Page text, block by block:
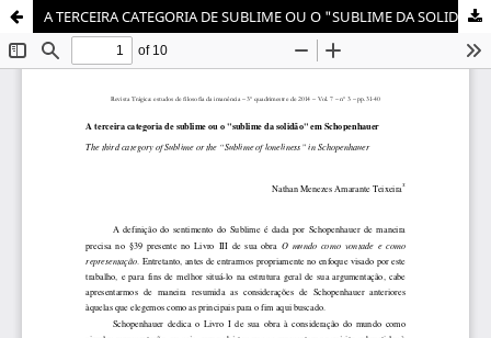
A TERCEIRA CATEGORIA DE SUBLIME OU O "SUBLIME DA SOLIDÃO" EM SCHOPENHAUER